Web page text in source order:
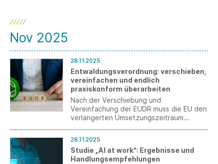
unverkennbar mit dem Markenzeichen
„Knopf im Ohr“.
Nov 2025
28.11.2025
Entwaldungsverordnung: verschieben,
vereinfachen und endlich
praxiskonform überarbeiten
Nach der Verschiebung und
Vereinfachung der EUDR muss die EU den
verlängerten Umsetzungszeitraum
28.11.2025
Studie „AI at work“: Ergebnisse und
Handlungsempfehlungen